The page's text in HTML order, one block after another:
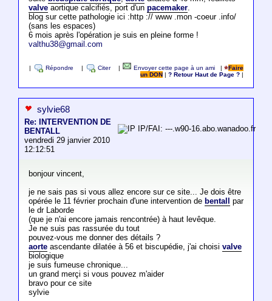
valveaortique calcifiés, port d'un pacemaker.
blog sur cette pathologie ici :http :// www .mon -coeur .info/
(sans les espaces)
6 mois après l'opération je suis en pleine forme !
valthu38@gmail.com
Répondre Citer Envoyer cette page à un ami |
Faire
un DON
|? Retour Haut de Page ?
sylvie68
Re: INTERVENTION DE
BENTALL
vendredi 29 janvier 2010
12:12:51
IP/FAI: ---.w90-16.abo.wanadoo.fr
bonjour vincent,
je ne sais pas si vous allez encore sur ce site... Je dois être
opérée le 11 février prochain d'une intervention de bentall
par
le dr Laborde
(que je n'ai encore jamais rencontrée) à haut levêque.
Je ne suis pas rassurée du tout
pouvez-vous me donner des détails ?
aorteascendante dilatée à 56 et biscupédie, j'ai choisi valve
biologique
je suis fumeuse chronique...
un grand merçi si vous pouvez m'aider
bravo pour ce site
sylvie